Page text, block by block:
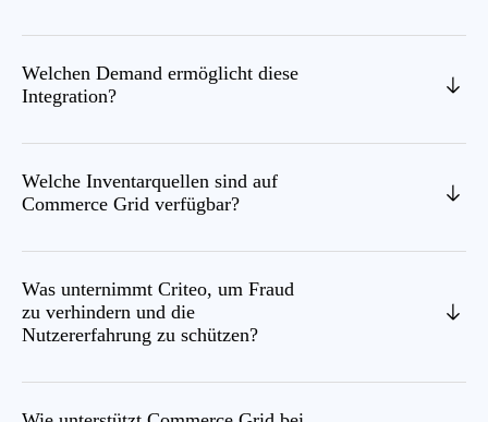
Welchen Demand ermöglicht diese
Integration?
Welche Inventarquellen sind auf
Commerce Grid verfügbar?
Was unternimmt Criteo, um Fraud
zu verhindern und die
Nutzererfahrung zu schützen?